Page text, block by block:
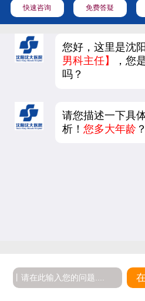
快速咨询 免费答疑
您好，这里是沈
男科主任】
，您
吗？
请您描述一下具
析！ 您多大年龄 ？